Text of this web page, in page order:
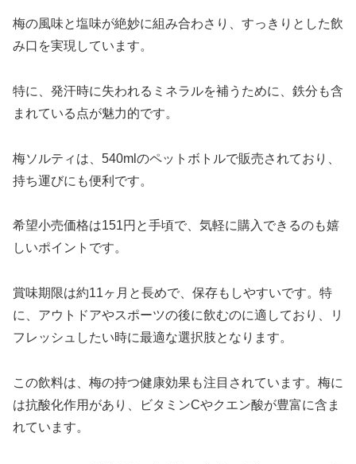
梅の風味と塩味が絶妙に組み合わさり、すっきりとした飲
み口を実現しています。
特に、発汗時に失われるミネラルを補うために、鉄分も含
まれている点が魅力的です。
梅ソルティは、540mlのペットボトルで販売されており、
持ち運びにも便利です。
希望小売価格は151円と手頃で、気軽に購入できるのも嬉
しいポイントです。
賞味期限は約11ヶ月と長めで、保存もしやすいです。特
に、アウトドアやスポーツの後に飲むのに適しており、リ
フレッシュしたい時に最適な選択肢となります。
この飲料は、梅の持つ健康効果も注目されています。梅に
は抗酸化作用があり、ビタミンCやクエン酸が豊富に含ま
れています。